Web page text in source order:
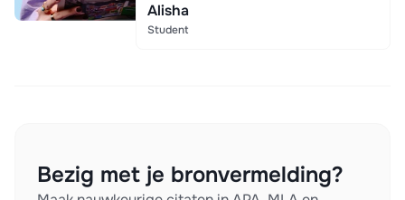
Alisha
Student
Bezig met je bronvermelding?